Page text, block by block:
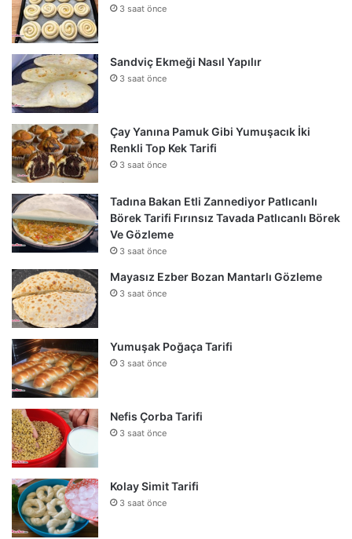
3 saat önce
Sandviç Ekmeği Nasıl Yapılır
3 saat önce
Çay Yanına Pamuk Gibi Yumuşacık İki
Renkli Top Kek Tarifi
3 saat önce
Tadına Bakan Etli Zannediyor Patlıcanlı
Börek Tarifi Fırınsız Tavada Patlıcanlı Börek
Ve Gözleme
3 saat önce
Mayasız Ezber Bozan Mantarlı Gözleme
3 saat önce
Yumuşak Poğaça Tarifi
3 saat önce
Nefis Çorba Tarifi
3 saat önce
Kolay Simit Tarifi
3 saat önce